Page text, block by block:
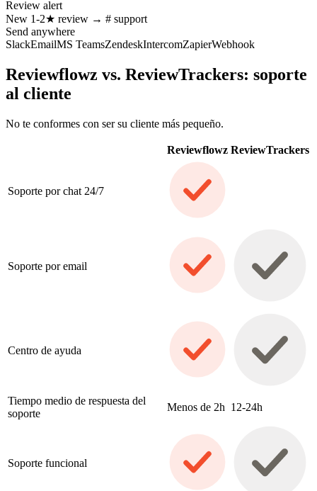
Review alert
New 1-2★ review → # support
Send anywhere
SlackEmailMS TeamsZendeskIntercomZapierWebhook
Reviewflowz vs. ReviewTrackers: soporte
al cliente
No te conformes con ser su cliente más pequeño.
Reviewflowz ReviewTrackers
Soporte por chat 24/7
Soporte por email
Centro de ayuda
Tiempo medio de respuesta del
soporte
Menos de 2h 12-24h
Soporte funcional